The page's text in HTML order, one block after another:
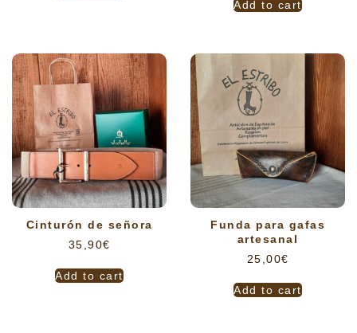
Add to cart
Cinturón de señora
35,90€
Add to cart
Funda para gafas
artesanal
25,00€
Add to cart